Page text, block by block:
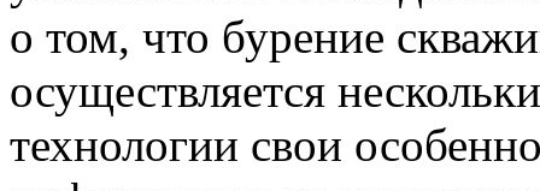
о том, что бурение
осуществляется
технологии свои